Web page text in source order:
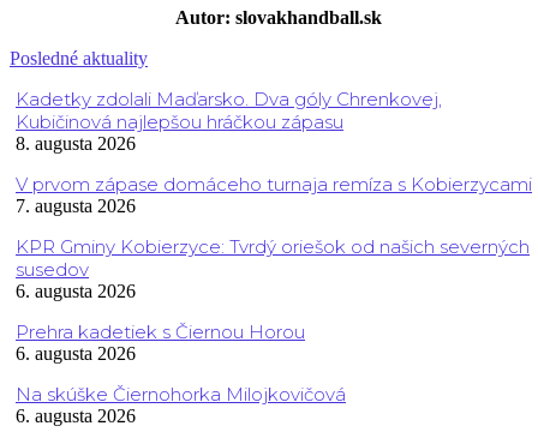
Autor: slovakhandball.sk
Posledné aktuality
Kadetky zdolali Maďarsko. Dva góly Chrenkovej,
Kubičinová najlepšou hráčkou zápasu
8. augusta 2026
V prvom zápase domáceho turnaja remíza s Kobierzycami
7. augusta 2026
KPR Gminy Kobierzyce: Tvrdý oriešok od našich severných
susedov
6. augusta 2026
Prehra kadetiek s Čiernou Horou
6. augusta 2026
Na skúške Čiernohorka Milojkovičová
6. augusta 2026